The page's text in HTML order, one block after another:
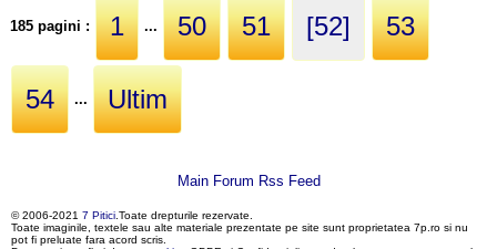
185 pagini : 1 ... 50 51 [52] 53
54 ... Ultim
Main Forum Rss Feed
© 2006-2021 7 Pitici.Toate drepturile rezervate.
Toate imaginile, textele sau alte materiale prezentate pe site sunt proprietatea 7p.ro si nu
pot fi preluate fara acord scris.